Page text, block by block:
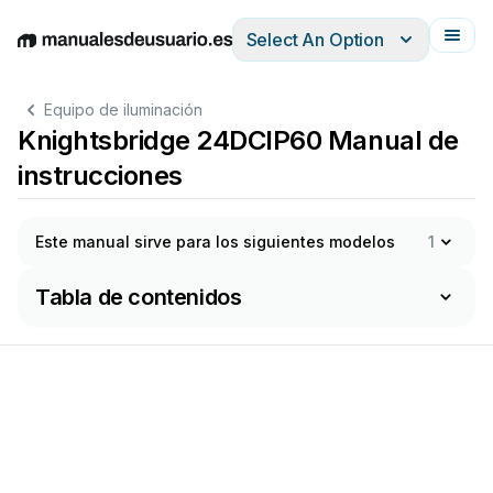
EnglishDeutschEspañolItalianoFrançais
Select An Option
Equipo de iluminación
Knightsbridge 24DCIP60 Manual de
instrucciones
Este manual sirve para los siguientes modelos 1
Tabla de contenidos